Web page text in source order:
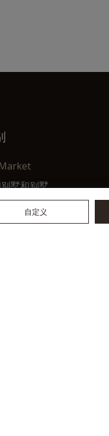
墅和别墅
和农场
地产
自定义